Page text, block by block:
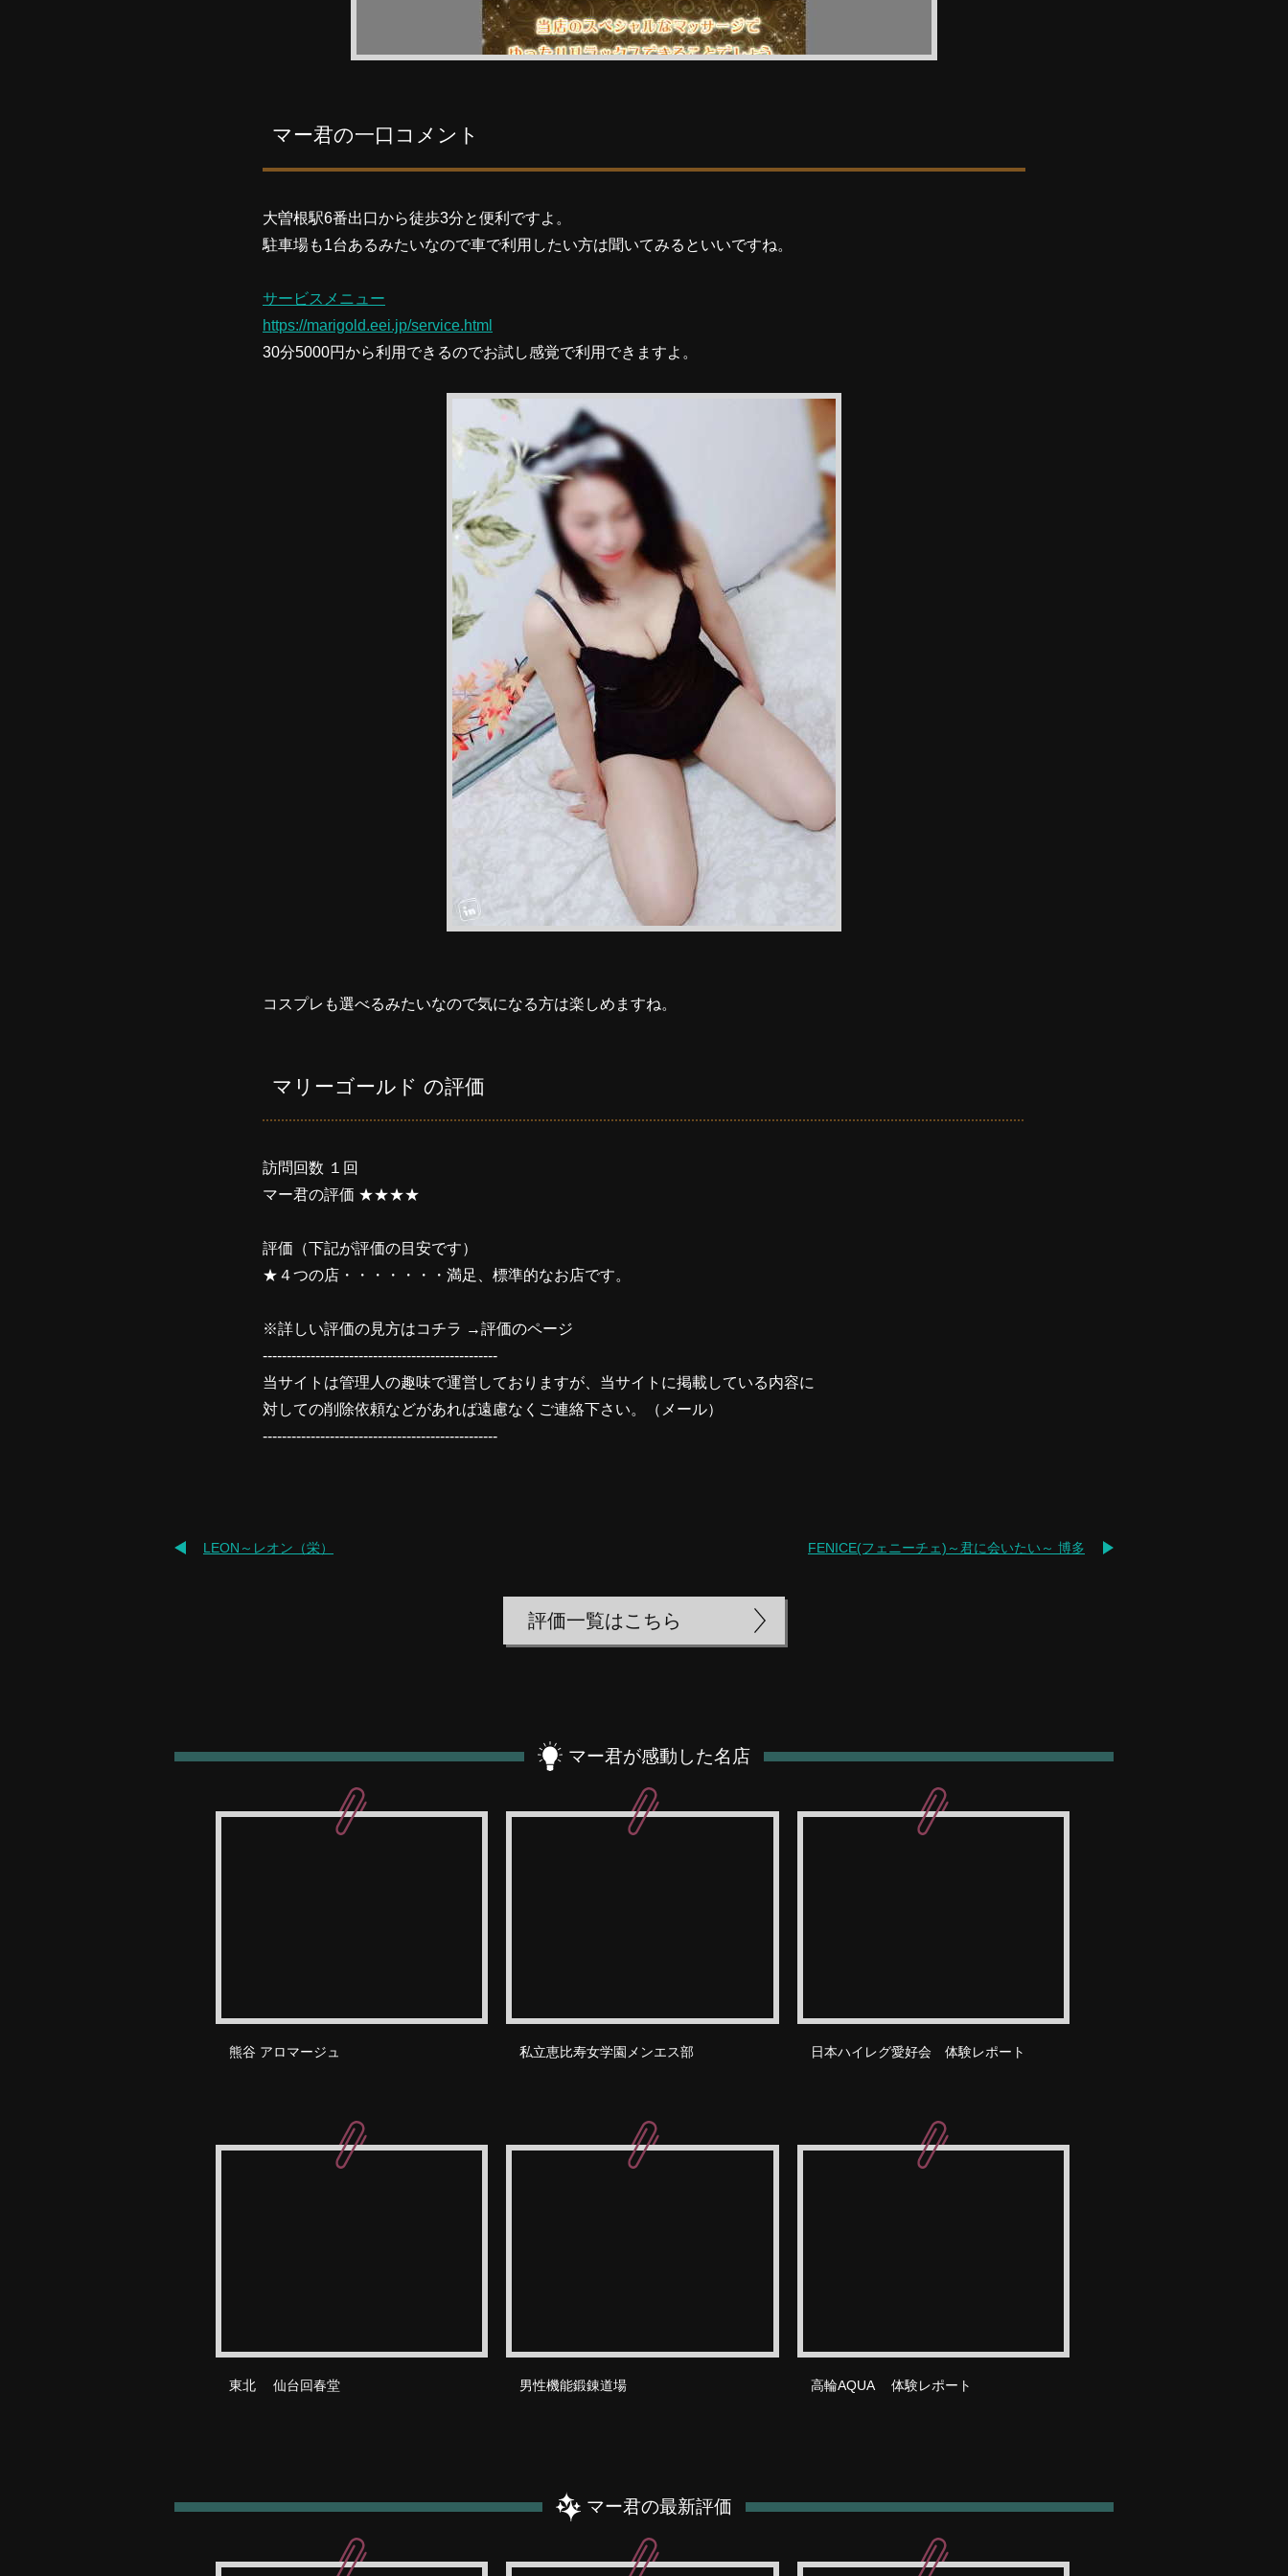
マー君の一口コメント
大曽根駅6番出口から徒歩3分と便利ですよ。
駐車場も1台あるみたいなので車で利用したい方は聞いてみるといいですね。
サービスメニュー
https://marigold.eei.jp/service.html
30分5000円から利用できるのでお試し感覚で利用できますよ。
コスプレも選べるみたいなので気になる方は楽しめますね。
マリーゴールド の評価
訪問回数 １回
マー君の評価 ★★★★
評価（下記が評価の目安です）
★４つの店・・・・・・・満足、標準的なお店です。
※詳しい評価の見方はコチラ →評価のページ
-------------------------------------------------
当サイトは管理人の趣味で運営しておりますが、当サイトに掲載している内容に
対しての削除依頼などがあれば遠慮なくご連絡下さい。（ メール）
-------------------------------------------------
LEON～レオン（栄） FENICE(フェニーチェ)～君に会いたい～ 博多
評価一覧はこちら
マー君が感動した名店
熊谷 アロマージュ 私立恵比寿女学園メンエス部 日本ハイレグ愛好会 体験レポート
東北 仙台回春堂 男性機能鍛錬道場 高輪AQUA 体験レポート
マー君の最新評価